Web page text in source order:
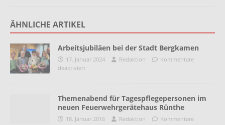
ÄHNLICHE ARTIKEL
Arbeitsjubiläen bei der Stadt Bergkamen
17. Januar 2024 Redaktion
Kommentare
deaktiviert
Themenabend für Tagespflegepersonen im
neuen Feuerwehrgerätehaus Rünthe
18. Januar 2016 Redaktion
Kommentare